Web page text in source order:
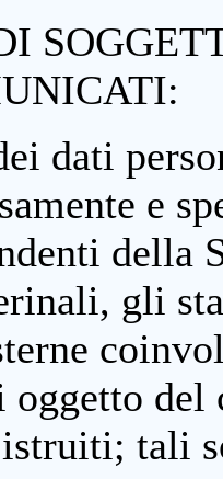
dati
e
della
gli
istruiti; tali